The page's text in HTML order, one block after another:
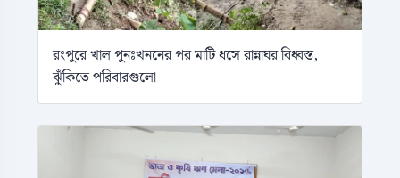
রংপুরে খাল পুনঃখননের পর মাটি ধসে রান্নাঘর বিধ্বস্ত,
ঝুঁকিতে পরিবারগুলো